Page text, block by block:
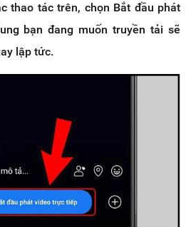
thao tác trên, chọn Bắt đầu phát
bạn đang muốn truyền tải sẽ
lập tức.